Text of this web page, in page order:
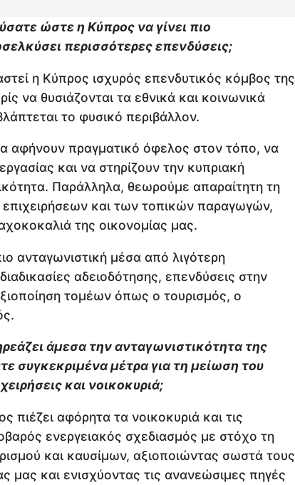
ώστε η Κύπρος να γίνει πιο
περισσότερες επενδύσεις;
η Κύπρος ισχυρός επενδυτικός κόμβος της
να θυσιάζονται τα εθνικά και κοινωνικά
το φυσικό περιβάλλον.
αφήνουν πραγματικό όφελος στον τόπο, να
και να στηρίζουν την κυπριακή
Παράλληλα, θεωρούμε απαραίτητη τη
επιχειρήσεων και των τοπικών παραγωγών,
της οικονομίας μας.
ανταγωνιστική μέσα από λιγότερη
αδειοδότησης, επενδύσεις στην
τομέων όπως ο τουρισμός, ο
άμεσα την ανταγωνιστικότητα της
συγκεκριμένα μέτρα για τη μείωση του
και νοικοκυριά;
πιέζει αφόρητα τα νοικοκυριά και τις
ενεργειακός σχεδιασμός με στόχο τη
και καυσίμων, αξιοποιώντας σωστά τους
μας και ενισχύοντας τις ανανεώσιμες πηγές